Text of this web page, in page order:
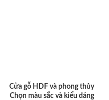
Cửa gỗ HDF và phong thủy
Chọn màu sắc và kiểu dáng